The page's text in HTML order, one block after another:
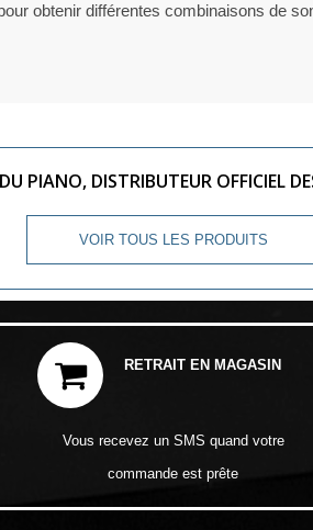
obtenir différentes combinaisons de
PIANO, DISTRIBUTEUR OFFICIEL
VOIR TOUS LES PRODUITS
RETRAIT EN MAGASIN
Vous recevez un SMS quand votre
commande est prête